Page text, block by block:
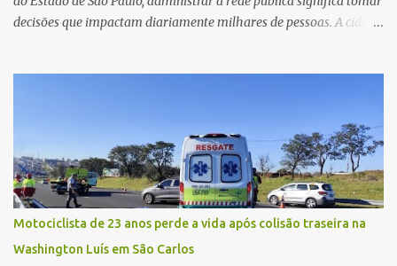
decisões que impactam diariamente milhares de pessoas. A cidade
o Sistema Único de Saúde (SUS). Nos últimos anos, o Governo
Federal tem ampliado investimentos destinados ao fortalecimento
da atenção básica, da infraestrutura hospitalar e da
regionalização dos serviços de saúde. Entretanto, em um cenário
de demandas crescentes e recursos necessariamente limitados, a
principal missão da gestão pública não é apenas investir mais,
mas decidir melhor onde investir para produzir o maior benefício
Motociclista de 23 anos perde a vida após colisão traseira na
Washington Luís em São Carlos